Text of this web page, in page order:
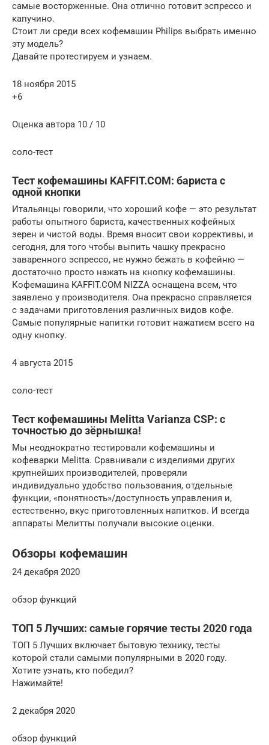
самые восторженные. Она отлично готовит эспрессо и
капучино.
Стоит ли среди всех кофемашин Philips выбрать именно
эту модель?
Давайте протестируем и узнаем.
18 ноября 2015
+6
Оценка автора 10 / 10
соло-тест
Тест кофемашины KAFFIT.COM: бариста с
одной кнопки
Итальянцы говорили, что хороший кофе — это результат
работы опытного бариста, качественных кофейных
зерен и чистой воды. Время вносит свои коррективы, и
сегодня, для того чтобы выпить чашку прекрасно
заваренного эспрессо, не нужно бежать в кофейню —
достаточно просто нажать на кнопку кофемашины.
Кофемашина KAFFIT.COM NIZZA оснащена всем, что
заявлено у производителя. Она прекрасно справляется
с задачами приготовления различных видов кофе.
Самые популярные напитки готовит нажатием всего на
одну кнопку.
4 августа 2015
соло-тест
Тест кофемашины Melitta Varianza CSP: с
точностью до зёрнышка!
Мы неоднократно тестировали кофемашины и
кофеварки Melitta. Сравнивали с изделиями других
крупнейших производителей, проверяли
индивидуально удобство пользования, отдельные
функции, «понятность»/доступность управления и,
естественно, вкус приготовленных напитков. И всегда
аппараты Мелитты получали высокие оценки.
Обзоры кофемашин
24 декабря 2020
обзор функций
ТОП 5 Лучших: самые горячие тесты 2020 года
ТОП 5 Лучших включает бытовую технику, тесты
которой стали самыми популярными в 2020 году.
Хотите узнать, кто победил?
Нажимайте!
2 декабря 2020
обзор функций